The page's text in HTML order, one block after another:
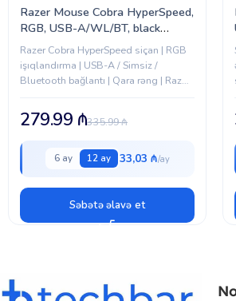
Razer Mouse Cobra HyperSpeed,
RGB, USB-A/WL/BT, black
(RZ01-05570100-R3G1)
Razer Cobra HyperSpeed siçan | RGB
işıqlandırma | USB-A / Simsiz /
Bluetooth bağlantı | Qara rəng | Razer
335.99₼
279.99 ₼
6 ay 12 ay 33,03 ₼
Səbətə əlavə et